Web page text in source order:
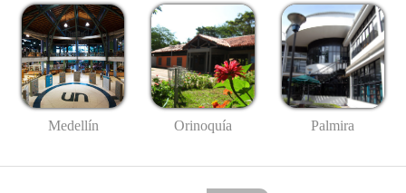
Medellín Orinoquía Palmira